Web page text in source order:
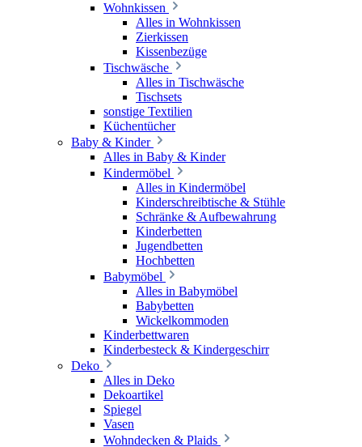
Wohnkissen
Alles in Wohnkissen
Zierkissen
Kissenbezüge
Tischwäsche
Alles in Tischwäsche
Tischsets
sonstige Textilien
Küchentücher
Baby & Kinder
Alles in Baby & Kinder
Kindermöbel
Alles in Kindermöbel
Kinderschreibtische & Stühle
Schränke & Aufbewahrung
Kinderbetten
Jugendbetten
Hochbetten
Babymöbel
Alles in Babymöbel
Babybetten
Wickelkommoden
Kinderbettwaren
Kinderbesteck & Kindergeschirr
Deko
Alles in Deko
Dekoartikel
Spiegel
Vasen
Wohndecken & Plaids